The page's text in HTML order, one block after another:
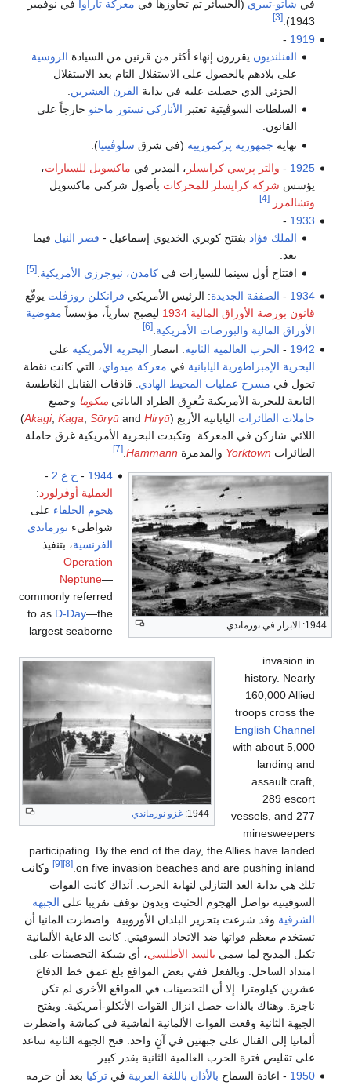
في شاتو-تييري (الخسائر تم تجاوزها في معركة تاراوا
في نوفمبر
1943).
[3]
1919
-
الفنلنديون يقررون إنهاء أكثر من قرنين من السيادة الروسية
على بلادهم بالحصول على الاستقلال التام بعد الاستقلال
الجزئي الذي حصلت عليه في بداية القرن العشرين
السلطات السوڤيتية تعتبر الأناركي نستور ماخنو خارجاً على
القانون.
نهاية جمهورية پركمورييه (في شرق سلوڤينيا).
1925
- والتر پرسي كرايسلر ، المدير في ماكسويل للسيارات،
يؤسس شركة كرايسلر للمحركات بأصول شركتي ماكسويل
وتشالمرز .
[4]
1933
-
الملك فؤاد بفتتح كوبري الخديوي إسماعيل - قصر النيل فيما
بعد.
افتتاح أول سينما للسيارات في كامدن، نيوجرزي الأمريكية.
[5]
1934
- الصفقة الجديدة: الرئيس الأمريكي فرانكلن روزڤلت يوقّع
قانون بورصة الأوراق المالية 1934
ليصبح سارياً، مؤسساً مفوضية
الأوراق المالية والبورصات الأمريكية.
[6]
1942
- الحرب العالمية الثانية: انتصار البحرية الأمريكية على
البحرية الإمبراطورية اليابانية في معركة ميدواي، التي كانت نقطة
تحول في مسرح عمليات المحيط الهادي . قاذفات القنابل الغاطسة
التابعة للبحرية الأمريكية تـُغرِق الطراد اليابانيميكوما وجميع
حاملات الطائرات اليابانية الأربع ( Akagi, Kaga Sōryūand Hiryū
)
اللائي شاركن في المعركة. وتكبدت البحرية الأمريكية غرق حاملة
الطائرات Yorktown والمدمرة Hammann
.
[7]
1944: الابرار في نورماندي
1944: غزو نورماندي
1944
- ح.ع.2
-
العملية أوڤرلورد:
هجوم الحلفاء على
شواطيء نورماندي
الفرنسية، بتنفيذ
Operation
Neptune—
commonly referred
to as D-Day—the
largest seaborne
invasion in
history. Nearly
160,000 Allied
troops cross the
English Channel
with about 5,000
landing and
assault craft,
289 escort
vessels, and 277
minesweepers
participating. By the end of the day, the Allies have landed
on five invasion beaches and are pushing inland.
[8]
[9]
وكانت
تلك هي بداية العد التنازلي لنهاية الحرب. آنذاك كانت القوات
السوفيتية تواصل الهجوم الحثيث وبدون توقف تقريبا على الجبهة
الشرقية وقد شرعت بتحرير البلدان الأوروبية. واضطرت المانيا أن
تستخدم معظم قواتها ضد الاتحاد السوفيتي. كانت الدعاية الألمانية
تكيل المديح لما سمي بالسد الأطلسي، أي شبكة التحصينات على
امتداد الساحل. وبالفعل ففي بعض المواقع بلغ عمق خط الدفاع
عشرين كيلومترا. إلا أن التحصينات في المواقع الأخرى لم تكن
ناجزة. وهناك بالذات حصل انزال القوات الأنكلو-أمريكية. وبفتح
الجبهة الثانية وقعت القوات الألمانية الفاشية في كماشة واضطرت
ألمانيا إلى القتال على جبهتين في آنٍ واحد. فتح الجبهة الثانية ساعد
على تقليص فترة الحرب العالمية الثانية بقدر كبير.
1950 - اعادة السماح بالأذان باللغة العربية فيتركيا بعد أن حرمه